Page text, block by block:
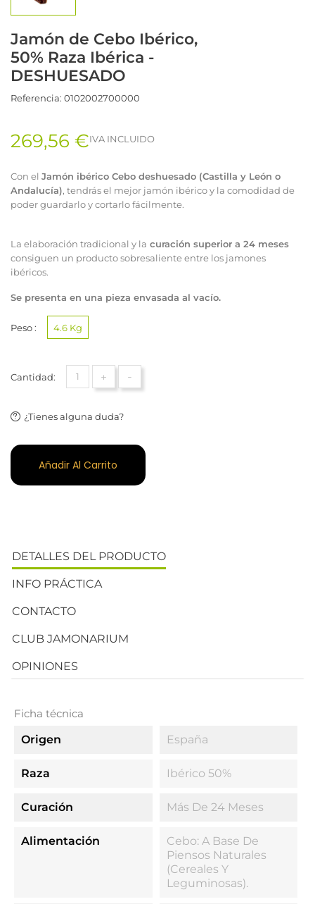
Jamón de Cebo Ibérico,
50% Raza Ibérica -
DESHUESADO
Referencia: 0102002700000
269,56 €IVA INCLUIDO
Con el Jamón ibérico Cebo deshuesado (Castilla y León o
Andalucía), tendrás el mejor jamón ibérico y la comodidad de
poder guardarlo y cortarlo fácilmente.
La elaboración tradicional y la curación superior a 24 meses
consiguen un producto sobresaliente entre los jamones
ibéricos.
Se presenta en una pieza envasada al vacío.
Peso : 4.6 Kg
Cantidad: + -
¿Tienes alguna duda?
Añadir Al Carrito
DETALLES DEL PRODUCTO
INFO PRÁCTICA
CONTACTO
CLUB JAMONARIUM
OPINIONES
Ficha técnica
Origen
España
Raza Ibérico 50%
Curación Más De 24 Meses
Alimentación
Cebo: A Base De
Piensos Naturales
(cereales Y
Leguminosas).